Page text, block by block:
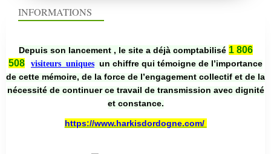
INFORMATIONS
Depuis son lancement , le site a déjà comptabilisé 1 806
508
visiteurs uniques un chiffre qui témoigne de l’importance
de cette mémoire, de la force de l’engagement collectif et de la
nécessité de continuer ce travail de transmission avec dignité
et constance.
https://www.harkisdordogne.com/